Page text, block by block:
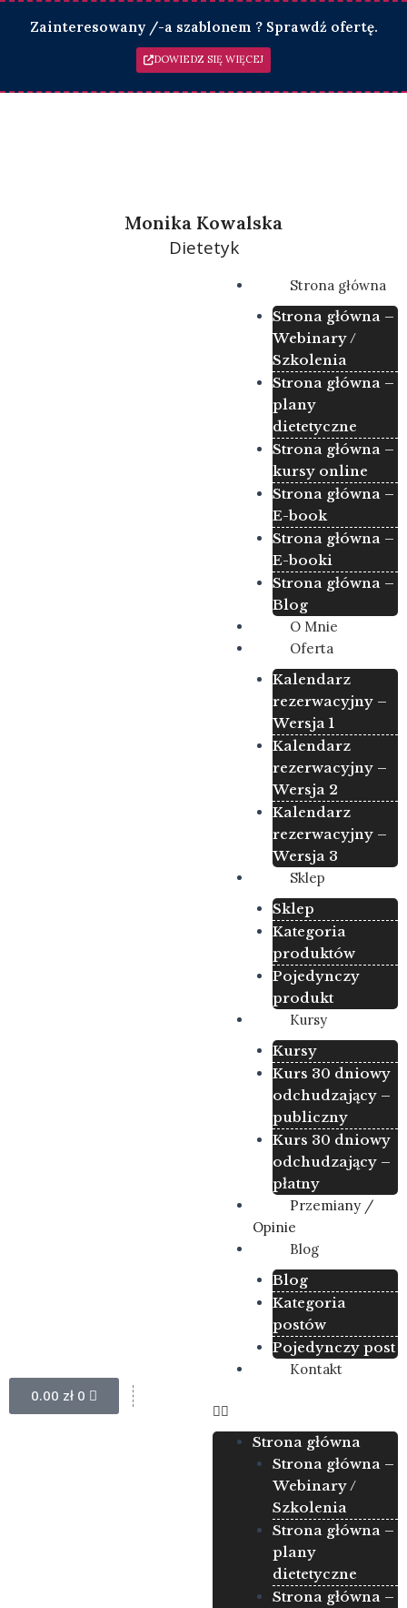
Zainteresowany /-a szablonem ? Sprawdź ofertę.
DOWIEDZ SIĘ WIĘCEJ
Monika Kowalska
Dietetyk
0.00 zł 0
Wózek
Strona główna
Strona główna –
Webinary /
Szkolenia
Strona główna –
plany
dietetyczne
Strona główna –
kursy online
Strona główna –
E-book
Strona główna –
E-booki
Strona główna –
Blog
O Mnie
Oferta
Kalendarz
rezerwacyjny –
Wersja 1
Kalendarz
rezerwacyjny –
Wersja 2
Kalendarz
rezerwacyjny –
Wersja 3
Sklep
Sklep
Kategoria
produktów
Pojedynczy
produkt
Kursy
Kursy
Kurs 30 dniowy
odchudzający –
publiczny
Kurs 30 dniowy
odchudzający –
płatny
Przemiany /
Opinie
Blog
Blog
Kategoria
postów
Pojedynczy post
Kontakt
Menu
Strona główna
Strona główna –
Webinary /
Szkolenia
Strona główna –
plany
dietetyczne
Strona główna –